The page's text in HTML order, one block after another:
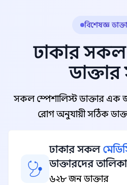
বিশেষজ্ঞ
ঢাকার সকল
সকল স্পেশালিস্ট ডাক্তার
রোগ অনুযায়ী সঠিক
ঢাকার সকল
ডাক্তারদের তালিকা
৬২৮ জন ডাক্তার